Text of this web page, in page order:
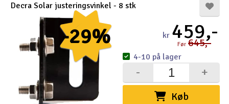
-29%
Decra Solar justeringsvinkel - 8 stk
kr 459,-
Før 645,-
Køb
+
-
4-10 på lager